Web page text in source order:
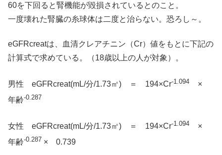
60を下回ると腎機能が毀損されているとのこと。
一度壊れた腎臓の糸球体は二度と治らない。恐ろし～。
eGFRcreatは、血清クレアチニン（Cr）値をもとに下記の
計算式で求めている。（18歳以上の人が対象）。
男性 eGFRcreat(mL/分/1.73㎡) ＝ 194×Cr-1.094
×
年齢-0.287
女性 eGFRcreat(mL/分/1.73㎡) ＝ 194×Cr-1.094
×
年齢-0.287 × 0.739